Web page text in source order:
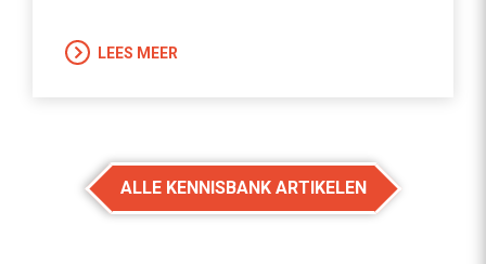
LEES MEER
ALLE KENNISBANK ARTIKELEN